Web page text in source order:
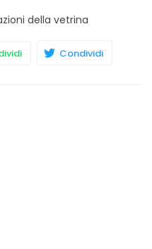
della vetrina
Condividi